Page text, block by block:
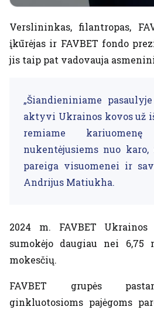
Verslininkas, filantropas,
įkūrėjas ir FAVBET fondo
jis taip pat vadovauja
„Šiandieniniame
aktyvi Ukrainos kovos už
remiame
nukentėjusiems nuo
pareiga visuomenei ir
Andrijus Matiukha.
2024 m. FAVBET
sumokėjo daugiau nei
mokesčių.
FAVBET grupės
ginkluotosioms pajėgoms